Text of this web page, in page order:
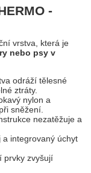
-
vrstva, která je
nebo psy v
odráží tělesné
ztráty.
nylon a
sněžení.
nezatěžuje a
integrovaný úchyt
prvky zvyšují